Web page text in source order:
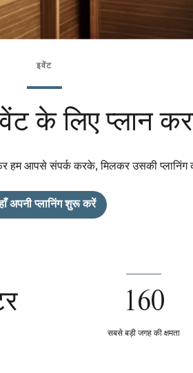
इवेंट
के लिए प्लान
हम आपसे संपर्क करके, मिलकर उसकी प्लानिंग
अपनी प्लानिंग शुरू करें
160
सबसे बड़ी जगह की क्षमता